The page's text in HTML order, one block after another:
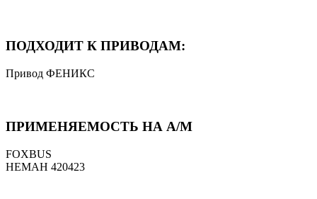
ПОДХОДИТ К ПРИВОДАМ:
Привод ФЕНИКС
ПРИМЕНЯЕМОСТЬ НА А/М
FOXBUS
НЕМАН 420423